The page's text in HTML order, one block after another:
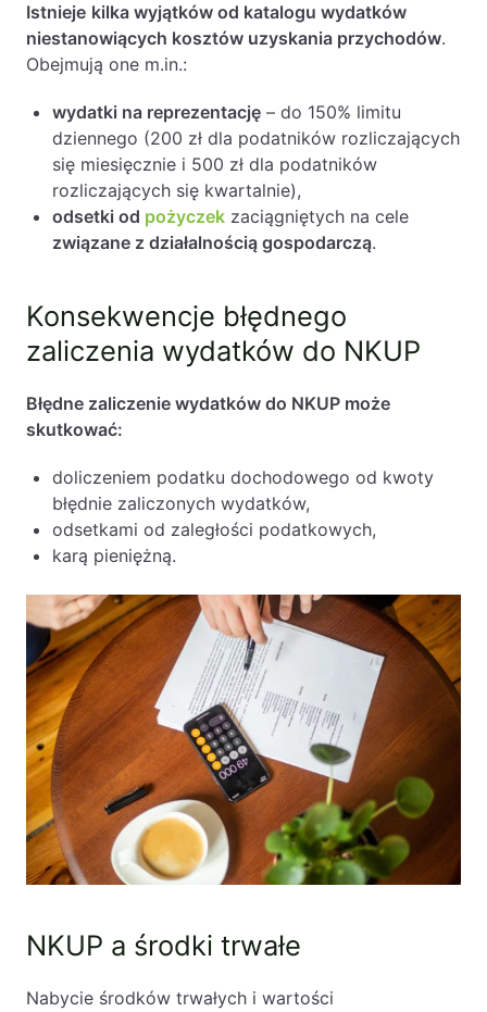
Istnieje kilka wyjątków od katalogu wydatków
niestanowiących kosztów uzyskania przychodów.
Obejmują one m.in.:
wydatki na reprezentację – do 150% limitu
dziennego (200 zł dla podatników rozliczających
się miesięcznie i 500 zł dla podatników
rozliczających się kwartalnie),
odsetki od pożyczek zaciągniętych na cele
związane z działalnością gospodarczą.
Konsekwencje błędnego
zaliczenia wydatków do NKUP
Błędne zaliczenie wydatków do NKUP może
skutkować:
doliczeniem podatku dochodowego od kwoty
błędnie zaliczonych wydatków,
odsetkami od zaległości podatkowych,
karą pieniężną.
NKUP a środki trwałe
Nabycie środków trwałych i wartości